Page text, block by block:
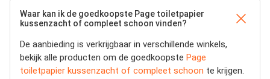
Waar kan ik de goedkoopste Page toiletpapier
kussenzacht of compleet schoon vinden?
De aanbieding is verkrijgbaar in verschillende winkels,
bekijk alle producten om de goedkoopste Page
toiletpapier kussenzacht of compleet schoon te krijgen.